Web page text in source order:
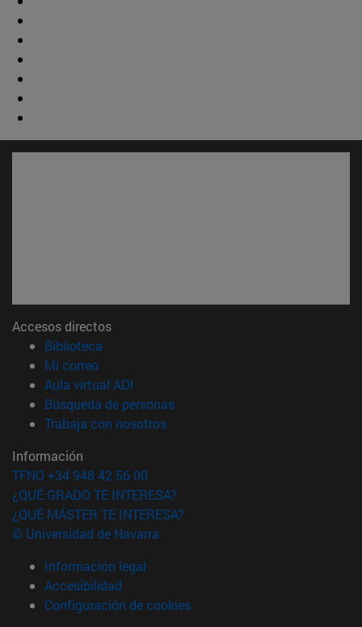
Accesos directos
Biblioteca
Mi correo(abre en nueva ventana)
Aula virtual ADI
Búsqueda de personas(abre en nueva ventana)
Trabaja con nosotros(abre en nueva ventana)
Información
TFNO +34 948 42 56 00
¿QUÉ GRADO TE INTERESA?
¿QUÉ MÁSTER TE INTERESA?
© Universidad de Navarra
Información legal
Accesibilidad
Configuración de cookies